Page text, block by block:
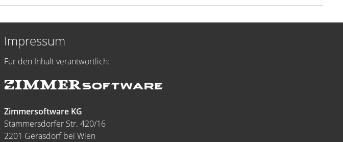
Impressum
Für den Inhalt verantwortlich:
Zimmersoftware KG
Stammersdorfer Str. 420/16
2201 Gerasdorf bei Wien